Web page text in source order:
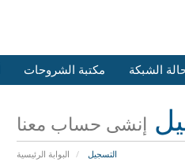
مكتبة الشروحات الشبكة
إنشى حساب معنا
البوابة الرئيسية التسجيل